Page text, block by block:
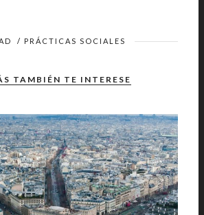
/ PRÁCTICAS SOCIALES
TAMBIÉN TE INTERESE